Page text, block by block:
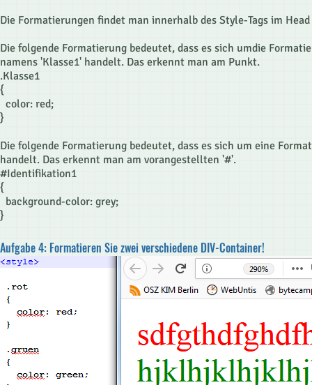
Die Formatierungen findet man innerhalb des Style-Tags im
Die folgende Formatierung bedeutet, dass es sich umdie
namens 'Klasse1' handelt. Das erkennt man am Punkt.
.Klasse1
{
color: red;
}
Die folgende Formatierung bedeutet, dass es sich um eine
handelt. Das erkennt man am vorangestellten '#'.
#Identifikation1
{
background-color: grey;
}
Aufgabe 4: Formatieren Sie zwei verschiedene DIV-Container!